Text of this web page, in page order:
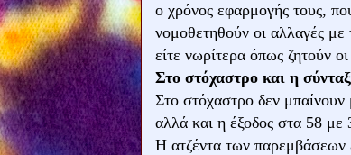
ο χρόνος εφαρμογής τους,
νομοθετηθούν οι αλλαγές
είτε νωρίτερα όπως ζητούν οι
Στο στόχαστρο και η
Στο στόχαστρο δεν
αλλά και η έξοδος στα 58 με
Η ατζέντα των παρεμβάσεων